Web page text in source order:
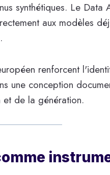
synthétiques. Le Data
aux modèles
renforcent
une conception
de la génération.